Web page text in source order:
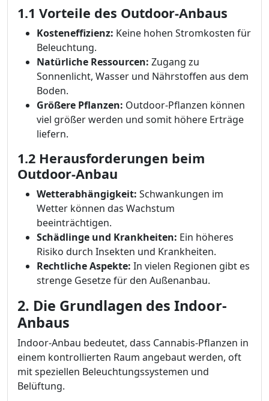
1.1 Vorteile des Outdoor-Anbaus
Kosteneffizienz: Keine hohen Stromkosten für
Beleuchtung.
Natürliche Ressourcen: Zugang zu
Sonnenlicht, Wasser und Nährstoffen aus dem
Boden.
Größere Pflanzen: Outdoor-Pflanzen können
viel größer werden und somit höhere Erträge
liefern.
1.2 Herausforderungen beim
Outdoor-Anbau
Wetterabhängigkeit: Schwankungen im
Wetter können das Wachstum
beeinträchtigen.
Schädlinge und Krankheiten: Ein höheres
Risiko durch Insekten und Krankheiten.
Rechtliche Aspekte: In vielen Regionen gibt es
strenge Gesetze für den Außenanbau.
2. Die Grundlagen des Indoor-
Anbaus
Indoor-Anbau bedeutet, dass Cannabis-Pflanzen in
einem kontrollierten Raum angebaut werden, oft
mit speziellen Beleuchtungssystemen und
Belüftung.